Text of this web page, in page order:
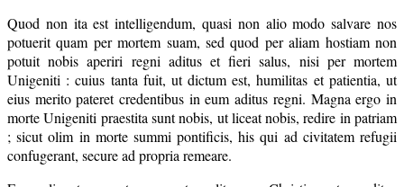
Quod non ita est intelligendum, quasi non alio modo salvare nos
potuerit quam per mortem suam, sed quod per aliam hostiam non
potuit nobis aperiri regni aditus et fieri salus, nisi per mortem
Unigeniti : cuius tanta fuit, ut dictum est, humilitas et patientia, ut
eius merito pateret credentibus in eum aditus regni. Magna ergo in
morte Unigeniti praestita sunt nobis, ut liceat nobis, redire in patriam
; sicut olim in morte summi pontificis, his qui ad civitatem refugii
confugerant, secure ad propria remeare.